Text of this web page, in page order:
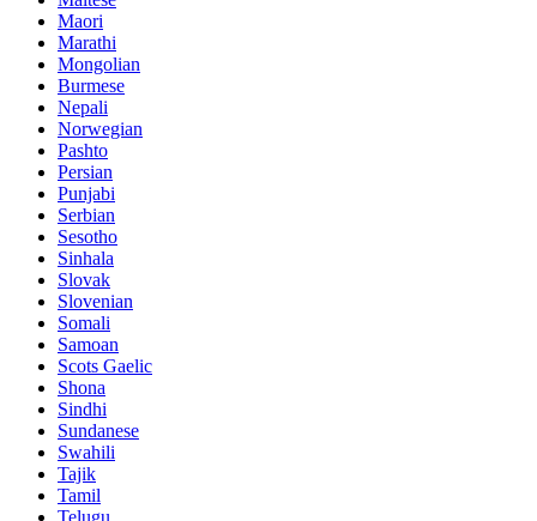
Maori
Marathi
Mongolian
Burmese
Nepali
Norwegian
Pashto
Persian
Punjabi
Serbian
Sesotho
Sinhala
Slovak
Slovenian
Somali
Samoan
Scots Gaelic
Shona
Sindhi
Sundanese
Swahili
Tajik
Tamil
Telugu